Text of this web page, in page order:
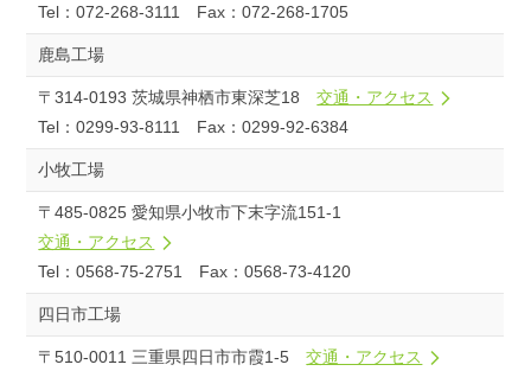
Tel：072-268-3111 Fax：072-268-1705
鹿島工場
〒314-0193 茨城県神栖市東深芝18交通・アクセス
Tel：0299-93-8111 Fax：0299-92-6384
小牧工場
〒485-0825 愛知県小牧市下末字流151-1
交通・アクセス
Tel：0568-75-2751 Fax：0568-73-4120
四日市工場
〒510-0011 三重県四日市市霞1-5交通・アクセス